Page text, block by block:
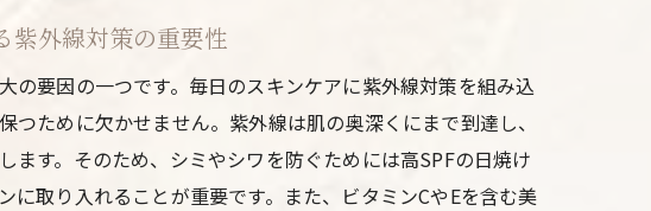
ック
紫外線対策の重要性
の要因の一つです。毎日のスキンケアに紫外線対策を組み込
つために欠かせません。紫外線は肌の奥深くにまで到達し、
ます。そのため、シミやシワを防ぐためには高SPFの日焼け
に取り入れることが重要です。また、ビタミンCやEを含む美